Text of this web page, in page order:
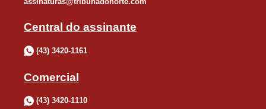
Central do assinante
(43) 3420-1161
Comercial
(43) 3420-1110